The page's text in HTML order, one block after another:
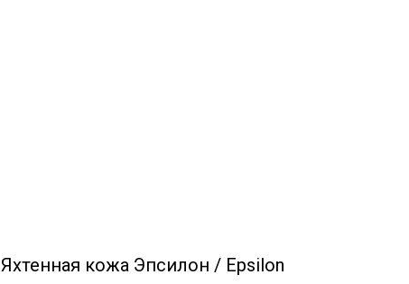
Яхтенная кожа Эпсилон / Epsilon